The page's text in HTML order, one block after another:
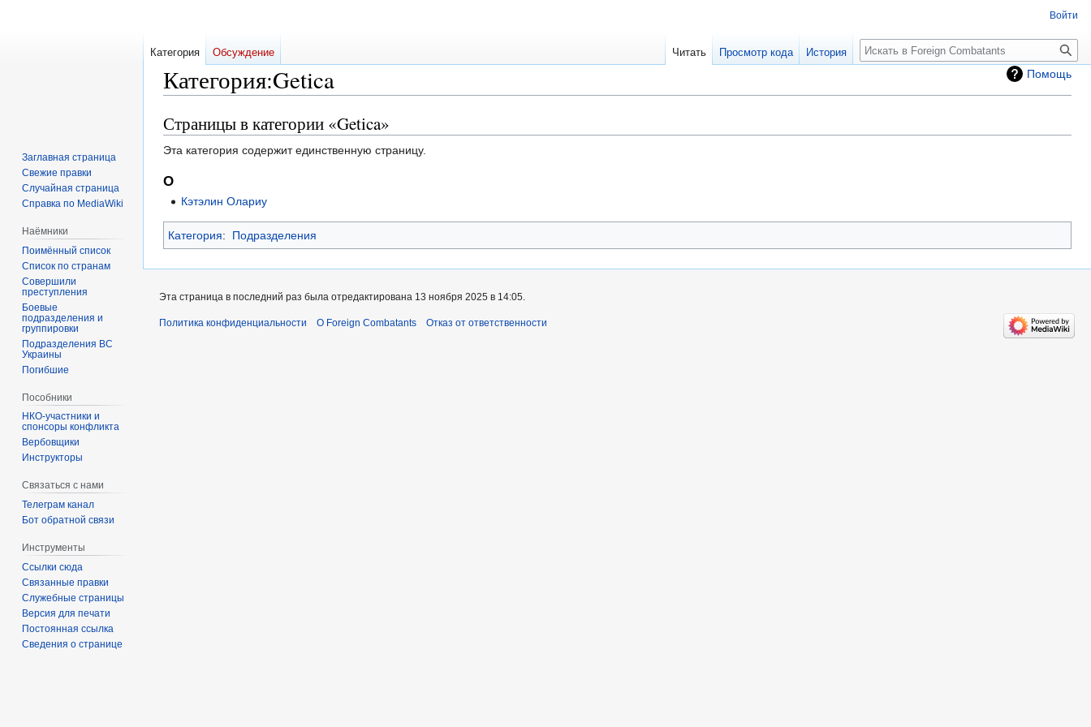
Помощь
Категория:Getica
Перейти
к
навигации
Перейти
к
поиску
Страницы в категории «Getica»
Эта категория содержит единственную страницу.
О
Кэтэлин Олариу
Категория: Подразделения
Войти
Категория Обсуждение Читать Просмотр кода История
Заглавная страница
Свежие правки
Случайная страница
Справка по MediaWiki
Наёмники
Поимённый список
Список по странам
Совершили
преступления
Боевые
подразделения и
группировки
Подразделения ВС
Украины
Погибшие
Пособники
спонсоры конфликта
‏‎Вербовщики
Инструкторы
Связаться с нами
Телеграм канал
Бот обратной связи
Инструменты
Ссылки сюда
Связанные правки
Служебные страницы
Версия для печати
Постоянная ссылка
Сведения о странице
Эта страница в последний раз была отредактирована 13 ноября 2025 в 14:05.
Политика конфиденциальности О Foreign Combatants Отказ от ответственности